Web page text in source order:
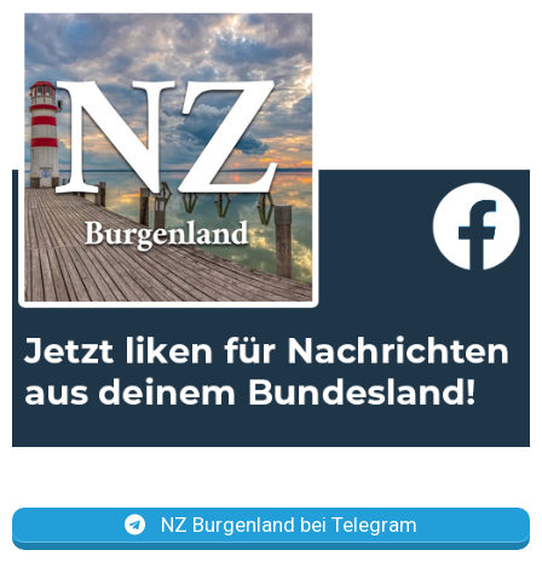
NZ Burgenland bei Telegram